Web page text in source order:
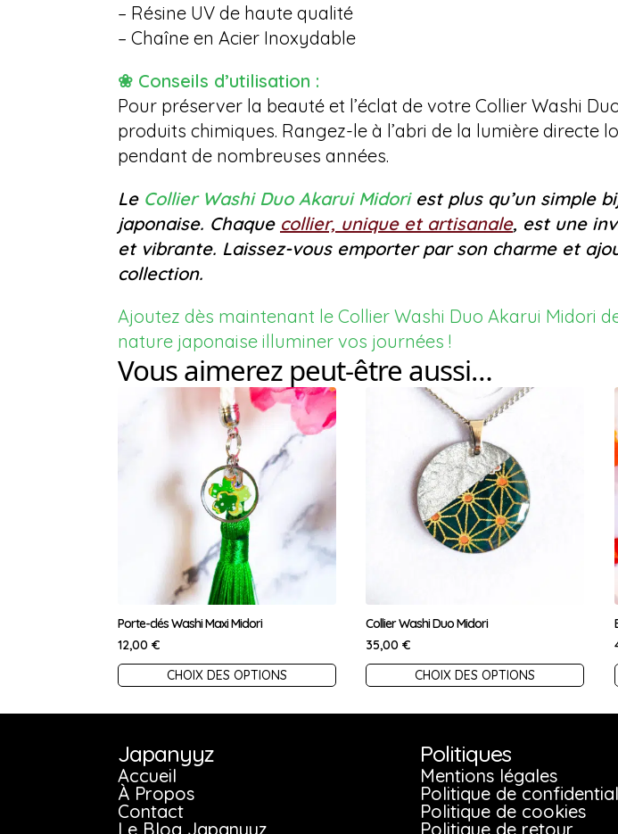
– Résine UV de haute qualité
– Chaîne en Acier Inoxydable
❀ Conseils d’utilisation :
Pour préserver la beauté et l’éclat de votre Collier Washi
produits chimiques. Rangez-le à l’abri de la lumière directe
pendant de nombreuses années.
Le Collier Washi Duo Akarui Midoriest plus qu’un simple
japonaise. Chaque collier, unique et artisanale, est une
et vibrante. Laissez-vous emporter par son charme et
collection.
Ajoutez dès maintenant le Collier Washi Duo Akarui Midori
nature japonaise illuminer vos journées !
Vous aimerez peut-être aussi…
Porte-clés Washi Maxi Midori
12,00 €
CHOIX DES OPTIONS
Ce
plusieurs
variations.
Les
options
Collier Washi Duo Midori
35,00€
CHOIX DES OPTIONS
Ce
plusieurs
variations.
options
Japanyyz
Accueil
À Propos
Contact
Le Blog Japanyyz
Politiques
Mentions légales
Politique de
Politique de cookies
Politique de retour